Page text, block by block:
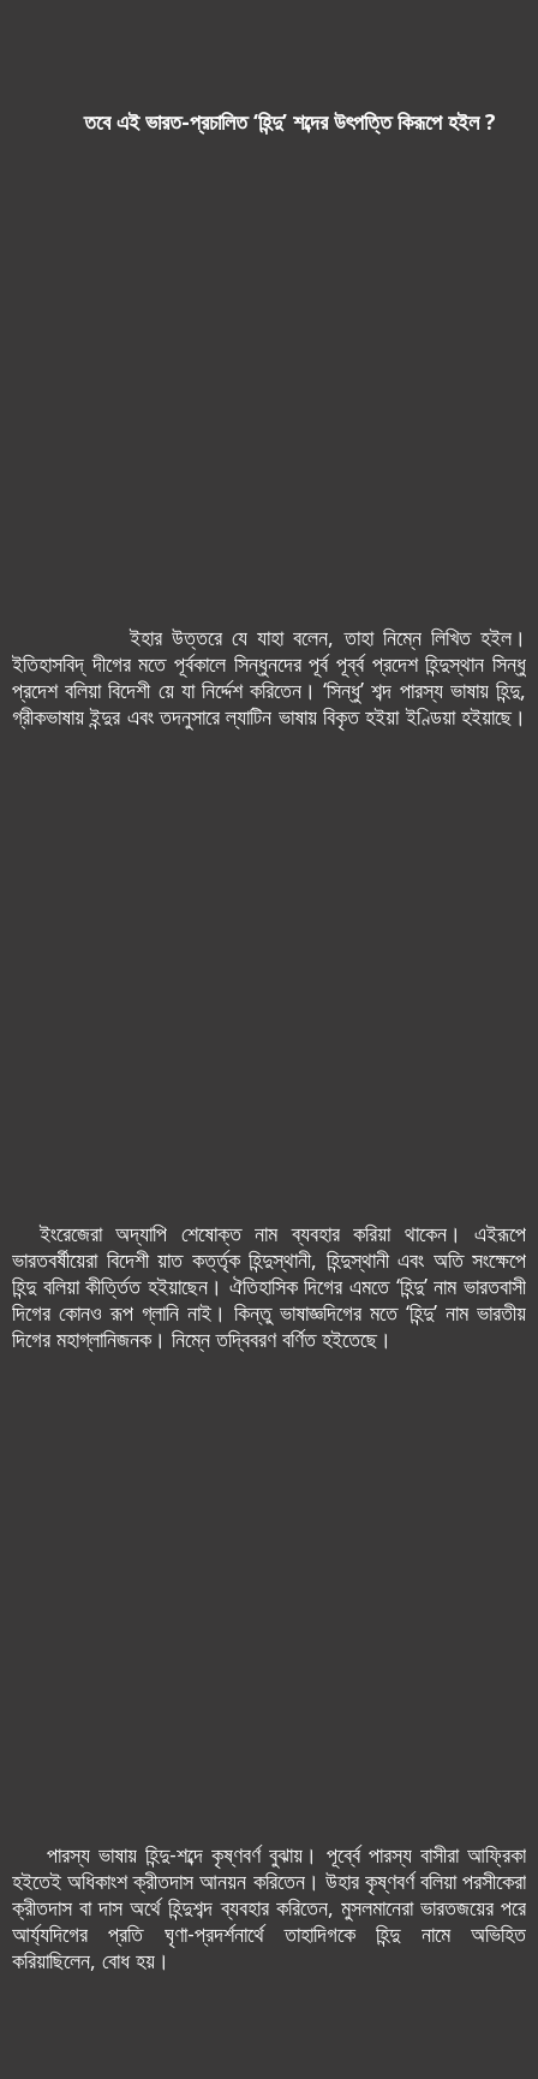
তবে এই ভারত-প্রচালিত ‘হিন্দু’ শব্দের উৎপত্তি কিরূপে হ‌ইল ?
ইহার উত্তরে যে যাহা বলেন, তাহা নিম্নে লিখিত হ‌ইল।
ইতিহাসবিদ্ দীগের মতে পূর্বকালে সিন্ধুনদের পূর্ব পূর্ব্ব প্রদেশ হিন্দুস্থান সিন্ধু
প্রদেশ বলিয়া বিদেশী য়ে যা নির্দ্দেশ করিতেন। ‘সিন্ধু’ শব্দ পারস্য ভাষায় হিন্দু,
গ্রীকভাষায় ইন্দুর এবং তদনুসারে ল্যাটিন ভাষায় বিকৃত হ‌ইয়া ইণ্ডিয়া হ‌ইয়াছে।
ইংরেজেরা অদ্যাপি শেষোক্ত নাম ব্যবহার করিয়া থাকেন। এইরূপে
ভারতবর্ষীয়েরা বিদেশী য়াত কর্ত্তৃক হিন্দুস্থানী, হিন্দুস্থানী এবং অতি সংক্ষেপে
হিন্দু বলিয়া কীর্ত্তিত হ‌ইয়াছেন। ঐতিহাসিক দিগের এমতে ‘হিন্দু’ নাম ভারতবাসী
দিগের কোন‌ও রূপ গ্লানি নাই। কিন্তু ভাষাজ্ঞদিগের মতে ‘হিন্দু’ নাম ভারতীয়
দিগের মহাগ্লানিজনক। নিম্নে তদ্বিবরণ বর্ণিত হ‌ইতেছে।
পারস্য ভাষায় হিন্দু-শব্দে কৃষ্ণবর্ণ বুঝায়। পূর্ব্বে পারস্য বাসীরা আফ্রিকা
হ‌ইতেই অধিকাংশ ক্রীতদাস আনয়ন করিতেন। উহার কৃষ্ণবর্ণ বলিয়া পরসীকেরা
ক্রীতদাস বা দাস অর্থে হিন্দুশব্দ ব্যবহার করিতেন, মুসলমানেরা ভারতজয়ের পরে
আর্য্যদিগের প্রতি ঘৃণা-প্রদর্শনার্থে তাহাদিগকে হিন্দু নামে অভিহিত
করিয়াছিলেন, বোধ হয়।